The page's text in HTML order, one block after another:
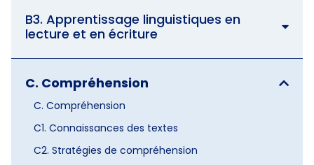
B3. Apprentissage linguistiques en
lecture et en écriture
C. Compréhension
C. Compréhension
C1. Connaissances des textes
C2. Stratégies de compréhension